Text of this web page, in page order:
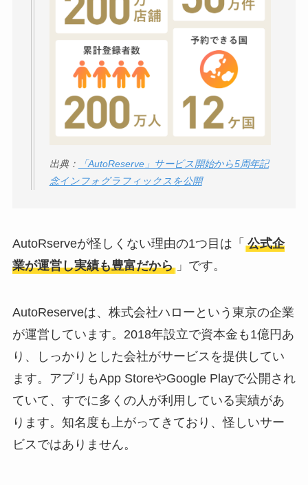
出典：
「AutoReserve」サービス開始から5周年記
念インフォグラフィックスを公開
AutoRserveが怪しくない理由の1つ目は「 公式企
業が運営し実績も豊富だから 」です。
AutoReserveは、株式会社ハローという東京の企業
が運営しています。2018年設立で資本金も1億円あ
り、しっかりとした会社がサービスを提供してい
ます。アプリもApp StoreやGoogle Playで公開され
ていて、すでに多くの人が利用している実績があ
ります。知名度も上がってきており、怪しいサー
ビスではありません。